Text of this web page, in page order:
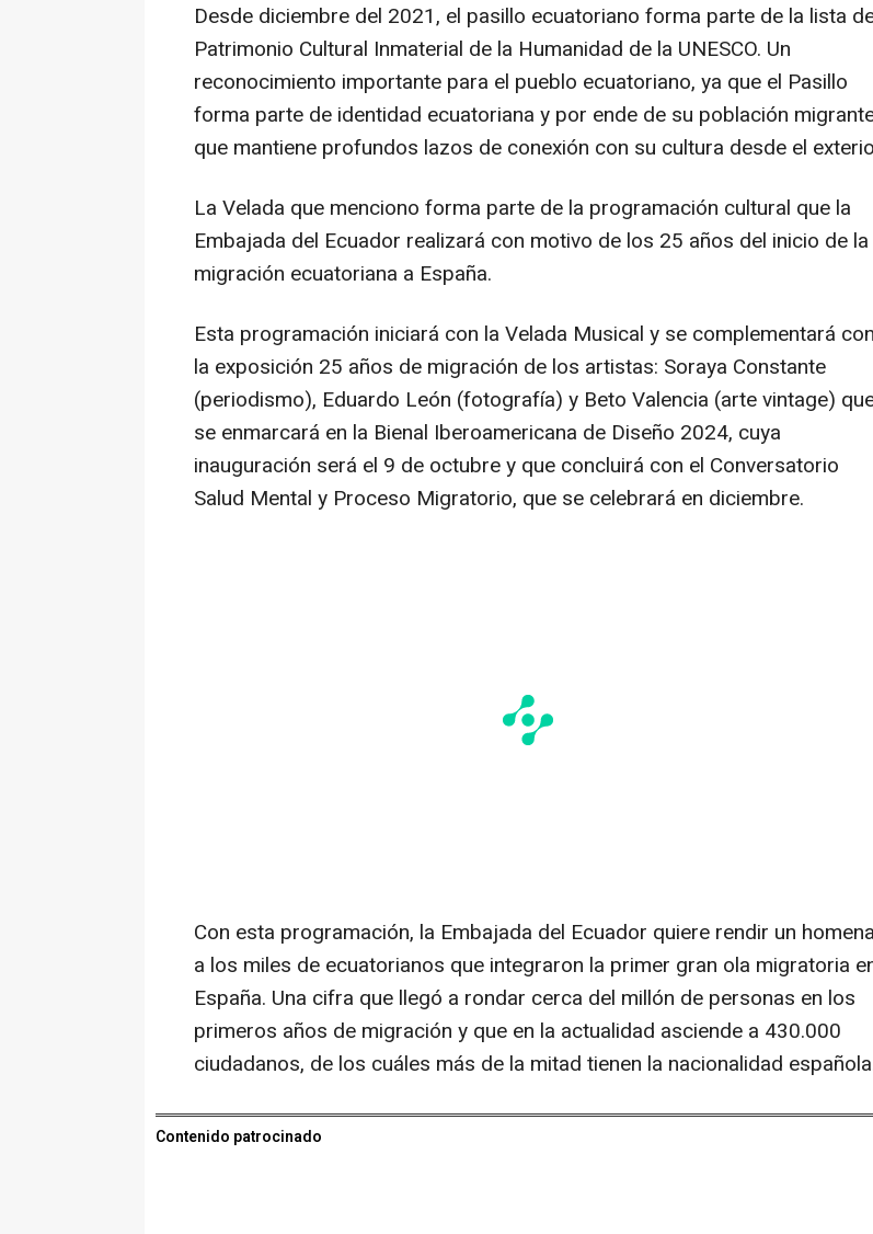
Desde diciembre del 2021, el pasillo ecuatoriano forma parte de la lista
Patrimonio Cultural Inmaterial de la Humanidad de la UNESCO. Un
reconocimiento importante para el pueblo ecuatoriano, ya que el Pasillo
forma parte de identidad ecuatoriana y por ende de su población
que mantiene profundos lazos de conexión con su cultura desde el
La Velada que menciono forma parte de la programación cultural que la
Embajada del Ecuador realizará con motivo de los 25 años del inicio de la
migración ecuatoriana a España.
Esta programación iniciará con la Velada Musical y se complementará con
la exposición 25 años de migración de los artistas: Soraya Constante
(periodismo), Eduardo León (fotografía) y Beto Valencia (arte vintage)
se enmarcará en la Bienal Iberoamericana de Diseño 2024, cuya
inauguración será el 9 de octubre y que concluirá con el Conversatorio
Salud Mental y Proceso Migratorio, que se celebrará en diciembre.
Con esta programación, la Embajada del Ecuador quiere rendir un
a los miles de ecuatorianos que integraron la primer gran ola migratoria
España. Una cifra que llegó a rondar cerca del millón de personas en los
primeros años de migración y que en la actualidad asciende a 430.000
ciudadanos, de los cuáles más de la mitad tienen la nacionalidad
Contenido patrocinado